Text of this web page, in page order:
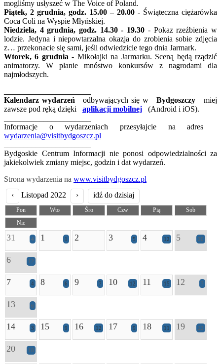
mogliśmy usłyszeć w The Voice of Poland.
Piątek, 2 grudnia, godz. 15.00 – 20.00 - Świąteczna ciężarówka
Coca Coli na Wyspie Młyńskiej.
Niedziela, 4 grudnia, godz. 14.30 - 19.30 - Pokaz rzeźbienia w
lodzie. Jedyna i niepowtarzalna okazja do zrobienia sobie zdjęcia
z… przekonacie się sami, jeśli odwiedzicie tego dnia Jarmark.
Wtorek, 6 grudnia - Mikołajki na Jarmarku. Sceną będą rządzić
animatorzy. W planie mnóstwo konkursów z nagrodami dla
najmłodszych.
Kalendarz wydarzeńodbywających się wBydgoszczymiej
zawsze pod ręką dzięki aplikacji mobilnej
(Android i iOS).
Informacje o wydarzeniach przesyłajcie na adres
wydarzenia@visitbydgoszcz.pl
Bydgoskie Centrum Informacji nie ponosi odpowiedzialności za
jakiekolwiek zmiany miejsc, godzin i dat wydarzeń.
Strona wydarzenia na www.visitbydgoszcz.pl
‹
Listopad 2022 › idź do dzisiaj
Pon Wto Śro Czw Pią
Sob
Nie
31 4 1 1 2 3 5 4 12 5 20
6 12
7 4 8 6 9 7 10 12 11 15 12 7
13 6
14 3 15 9 16 12 17 9 18 11 19 22
20 18